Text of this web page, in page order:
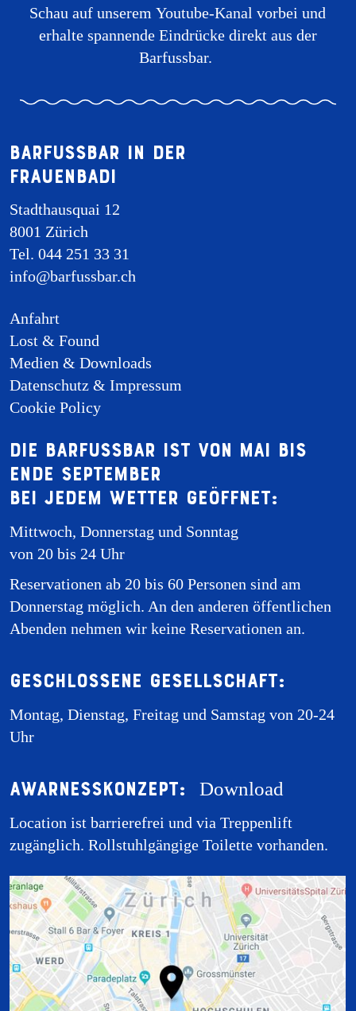
Schau auf unserem Youtube-Kanal vorbei und
erhalte spannende Eindrücke direkt aus der
Barfussbar.
Barfussbar in der
Frauenbadi
Stadthausquai 12
8001 Zürich
Tel. 044 251 33 31
info@barfussbar.ch
Anfahrt
Lost & Found
Medien & Downloads
Datenschutz & Impressum
Cookie Policy
Die Barfussbar ist von Mai bis
Ende September
bei jedem Wetter geöffnet:
Mittwoch, Donnerstag und Sonntag
von 20 bis 24 Uhr
Reservationen ab 20 bis 60 Personen sind am
Donnerstag möglich. An den anderen öffentlichen
Abenden nehmen wir keine Reservationen an.
Geschlossene Gesellschaft:
Montag, Dienstag, Freitag und Samstag von 20-24
Uhr
Awarnesskonzept: Download
Location ist barrierefrei und via Treppenlift
zugänglich. Rollstuhlgängige Toilette vorhanden.